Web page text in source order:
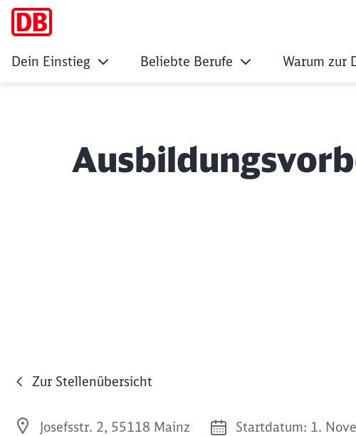
Dein Einstieg Beliebte Berufe Warum zur
Zur Stellenübersicht
Josefsstr. 2, 55118 Mainz Startdatum: 1.